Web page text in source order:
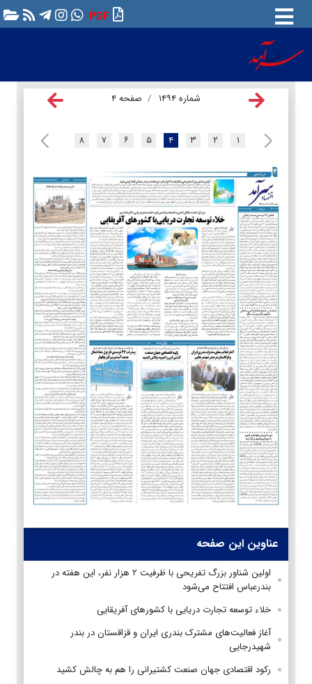
PDF
شماره ۱۴۹۴ صفحه ۴
۱ ۲ ۳ ۴ ۵ ۶ ۷ ۸
عناوین این صفحه
اولین شناور بزرگ تفریحی با ظرفیت ۲ هزار نفر، این هفته در
بندرعباس افتتاح می‌شود
خلاء توسعه تجارت دریایی با کشورهای آفریقایی
آغاز فعالیت‌های مشترک بندری ایران و قزاقستان در بندر
شهیدرجایی
رکود اقتصادی جهان صنعت کشتیرانی را هم به چالش کشید